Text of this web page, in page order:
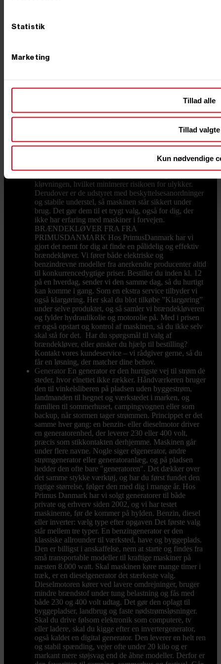
Statistik
Marketing
Tillad alle
Tillad valgte
Kun nødvendige
kløve op til 22 tons. Kløvning - Små maskiner kløver
kløvede brænde have? Er du i tvivl om, hvilken
for at få råd til køb, eller kom forbi vores butik i
HVILKEN OLIE SKAL BRUGES? Du skal bruge
hydraulikolie til din brændekløver. Hydraulikolie er
maskinen nemmere og hurtigere bevæge sig. Desuden
kan hydraulikolie bedre tåle høje temperaturer uden at
koge. NEM OG SIKKER BRUG, OGSÅ FOR
NYBEGYNDEREN Vores brændekløvere er designet
kløvningen, hvilket minimerer risikoen for ulykker.
Derudover er de udstyret med beskyttelsesanordninger
og stabile understel, så maskinen står sikkert under
brug. Det gør dem til et trygt valg, også for dig, der
ikke har erfaring med maskiner i forvejen.
BRÆNDEKLØVER FRA FRA
PRIMUSDANMARK Hos PrimusDanmark har vi
gjort det nemt for dig at finde en pålidelig og effektiv
brændekløver. Vi fører både elektriske og
benzindrevne modeller fra anerkendte producenter altid
til konkurrencedygtige priser. Bestiller du inden kl. 12
på en hverdag, sender vi den samme dag, så du hurtigt
kan komme i gang. Som en ekstra service tilbyder vi
også klargøring. Her skal du blot tilkøbe ”Klargøring”
under selve produktet, og så samler vi brændekløveren
og fylder hydraulikolie og motorolie på. Med i prisen
er også opstart og kontrol af maskinen, så du ikke selv
skal stå for det. Har du spørgsmål til valg af
brændekløver, eller ønsker du hjælp til bestilling?
Kontakt vores kundeservice – vi rådgiver gerne, så du
får en løsning, der matcher dine behov.
Generator En generator er den hurtigste vej til strøm de
steder, hvor elnettet ikke rækker. Håndværkeren bruger
den til vinkelsliberen på pladsen uden byggestrøm,
landmanden til hegnet og værkstedet i marken, og
familien til sommerhuset, campingvognen eller som
backup, når stormen tager strømmen. Princippet er det
samme hver gang: en benzin- eller dieselmotor driver
en generatorenhed, der leverer 230 eller 400 volt,
præcis som stikkontakten derhjemme. Maskinen går
under flere navne. Nogle siger elgenerator, andre
strømgenerator eller generatoranlæg, og på pladsen
hedder den ofte bare "generatoren". Det dækker over
det samme stykke værktøj, og har du først fundet den
rigtige størrelse, følger den med dig i mange år. Hos
Primus Danmark har vi solgt generatorer til både
private og erhverv siden 2002, og vi har testet
maskinerne, før de kommer på hylden. Benzin, diesel
eller inverter: vælg type efter opgaven Det første valg
står mellem tre typer. En benzingenerator er den
klassiske allrounder til værksted, have og byggeplads.
Den er billigst i anskaffelse, nem at starte og findes fra
små transportable modeller til kraftige maskiner på
næsten 8.000 watt. Skal maskinen køre mange timer i
træk, er en dieselgenerator det stærkeste valg.
Dieselmotoren kører ved lavere omdrejninger, bruger
mindre brændstof under tung belastning og fås med
både 230 og 400 volt udtag. Det gør den oplagt til
byggepladser, landbrug og faste nødstrømsløsninger.
Skal du drive følsom elektronik som computere, tv
eller ladere, skal du kigge efter en invertergenerator,
også kaldet en digital generator. Den leverer en helt ren
og stabil spænding, vejer ofte under 20 kilo og er
markant mere støjsvag end de åbne modeller. Derfor er